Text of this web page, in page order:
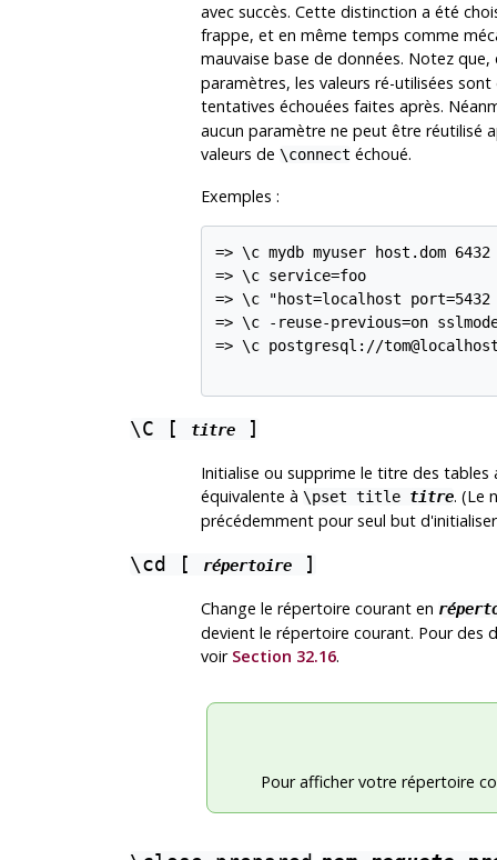
avec succès. Cette distinction a été
frappe, et en même temps comme
mauvaise base de données. Notez
paramètres, les valeurs ré-utilisées
tentatives échouées faites après.
aucun paramètre ne peut être réutilisé
valeurs de \connect échoué.
Exemples :
=> \c mydb myuser host.dom 6432
=> \c service=foo
=> \c "host=localhost port=5432
=> \c -reuse-previous=on
=> \c postgresql://tom@localhost/
\C [ titre]
Initialise ou supprime le titre des
équivalente à \pset title titre. (Le
précédemment pour seul but
\cd [ répertoire]
Change le répertoire courant en
devient le répertoire courant. Pour des
voir Section 32.16.
Pour afficher votre répertoire